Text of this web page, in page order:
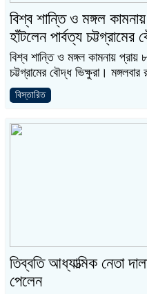
বিশ্ব শান্তি ও মঙ্গল
হাঁটলেন পার্বত্য চট্টগ্রামের
বিশ্ব শান্তি ও মঙ্গল কামনায় প্রায়
চট্টগ্রামের বৌদ্ধ ভিক্ষুরা।
বিস্তারিত
তিব্বতি আধ্যাত্মিক নেতা
পেলেন